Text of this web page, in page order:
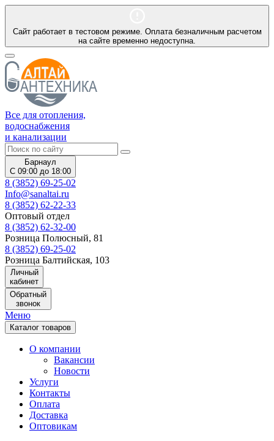
Сайт работает в тестовом режиме. Оплата безналичным расчетом
на сайте временно недоступна.
Все для отопления,
водоснабжения
и канализации
Барнаул
С 09:00 до 18:00
8 (3852) 69-25-02
Info@sanaltai.ru
8 (3852) 62-22-33
Оптовый отдел
8 (3852) 62-32-00
Розница Полюсный, 81
8 (3852) 69-25-02
Розница Балтийская, 103
Личный
кабинет
Обратный
звонок
Меню
Каталог товаров
О компании
Вакансии
Новости
Услуги
Контакты
Оплата
Доставка
Оптовикам